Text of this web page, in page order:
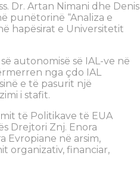
Dr. Artan Nimani dhe Denis
punëtorinë “Analiza e
hapësirat e Universitetit
autonomisë së IAL-ve në
nga çdo IAL
e të pasurit një
i stafit.
të Politikave të EUA
Drejtori Znj. Enora
Evropiane në arsim,
organizativ, financiar,